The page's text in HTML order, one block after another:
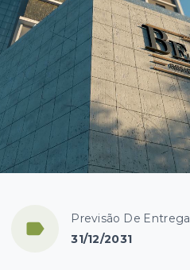
Previsão De Entrega
31/12/2031